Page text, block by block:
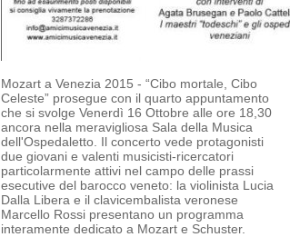
Mozart a Venezia 2015 - “Cibo mortale, Cibo
Celeste” prosegue con il quarto appuntamento
che si svolge Venerdì 16 Ottobre alle ore 18,30
ancora nella meravigliosa Sala della Musica
dell'Ospedaletto. Il concerto vede protagonisti
due giovani e valenti musicisti-ricercatori
particolarmente attivi nel campo delle prassi
esecutive del barocco veneto: la violinista Lucia
Dalla Libera e il clavicembalista veronese
Marcello Rossi presentano un programma
interamente dedicato a Mozart e Schuster.